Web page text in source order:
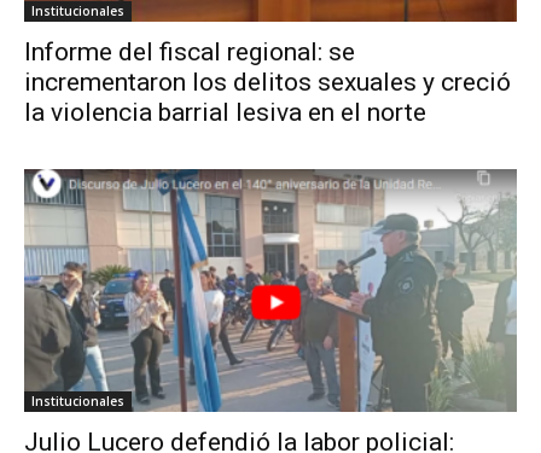
Institucionales
Informe del fiscal regional: se
incrementaron los delitos sexuales y creció
la violencia barrial lesiva en el norte
Institucionales
Julio Lucero defendió la labor policial: